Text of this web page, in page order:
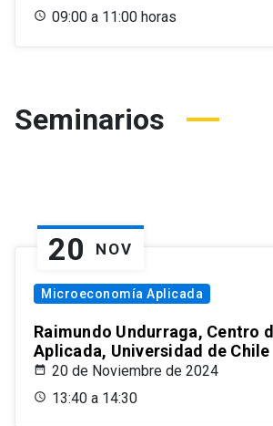
09:00 a 11:00 horas
Seminarios
20 NOV
Microeconomía Aplicada
Raimundo Undurraga, Centro
Aplicada, Universidad de Chile
20 de Noviembre de 2024
13:40 a 14:30